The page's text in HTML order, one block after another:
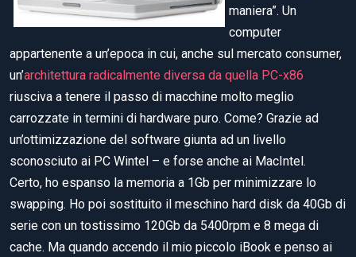
maniera”. Un
computer
appartenente a un’epoca in cui, anche sul mercato consumer,
un’architettura radicalmente diversa da quella PC-x86
riusciva a tenere il passo di macchine molto meglio
carrozzate in termini di hardware puro. Come? Grazie ad
un’ottimizzazione del software giunta ad un livello
sconosciuto ai PC Wintel – e forse anche ai MacIntel.
Certo, ho espanso la memoria a 1Gb per minimizzare lo
swapping. Ho poi sostituito il meschino hard disk da 40Gb di
serie con un tostissimo 120Gb da 5400rpm e 8 mega di
cache. Ma quando accendo il mio piccolo iBook e penso ai